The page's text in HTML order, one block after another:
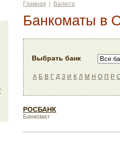
Главная Валюта
Банкоматы в
Выбрать банк
А Б В Г Д З И К Л М Н О П Р
РОСБАНК
Банкомат